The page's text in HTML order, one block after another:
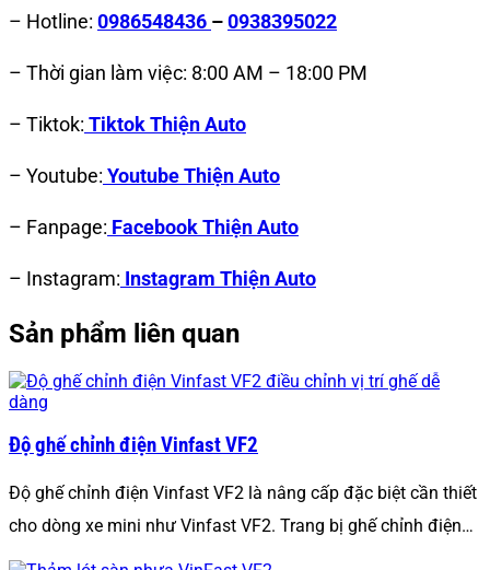
– Hotline: 0986548436 –0938395022
– Thời gian làm việc: 8:00 AM – 18:00 PM
– Tiktok: Tiktok Thiện Auto
– Youtube: Youtube Thiện Auto
– Fanpage: Facebook Thiện Auto
– Instagram: Instagram Thiện Auto
Sản phẩm liên quan
Độ ghế chỉnh điện Vinfast VF2
Độ ghế chỉnh điện Vinfast VF2 là nâng cấp đặc biệt cần thiết
cho dòng xe mini như Vinfast VF2. Trang bị ghế chỉnh điện…